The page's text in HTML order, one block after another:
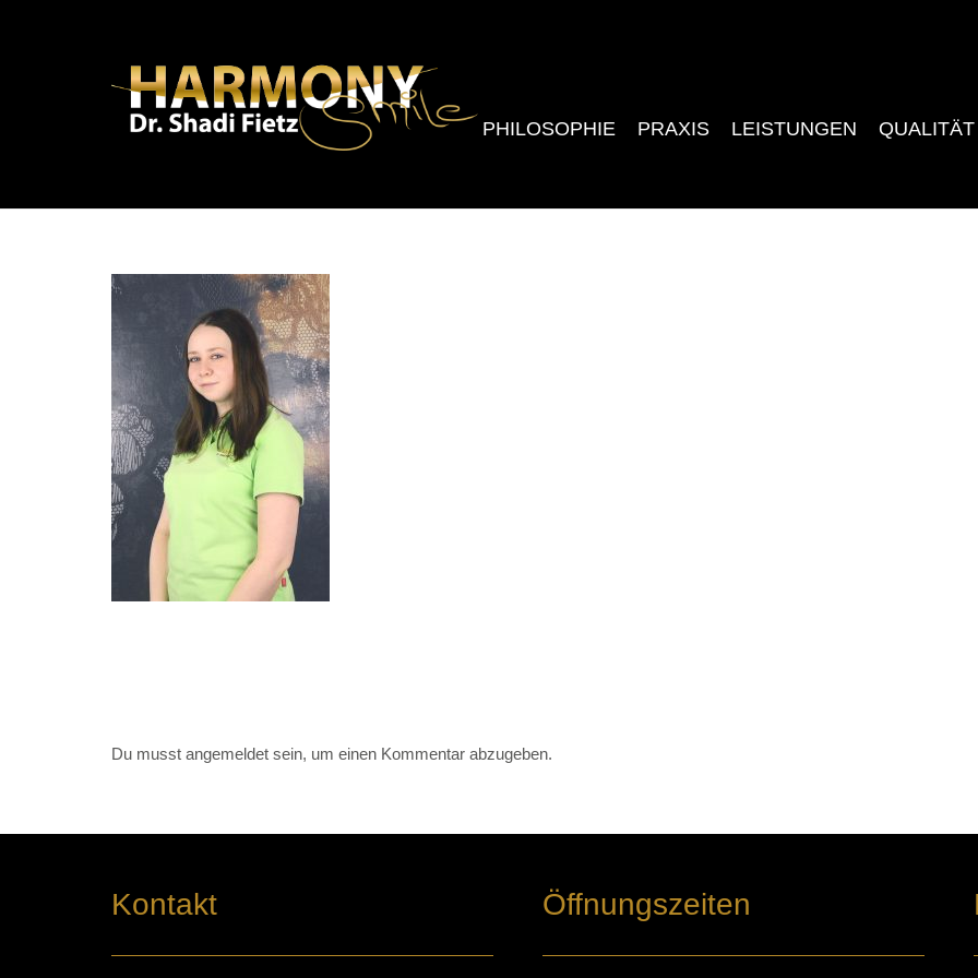
PHILOSOPHIE PRAXIS LEISTUNGEN QUALITÄT
Du musst angemeldet sein, um einen Kommentar abzugeben.
Kontakt Öffnungszeiten